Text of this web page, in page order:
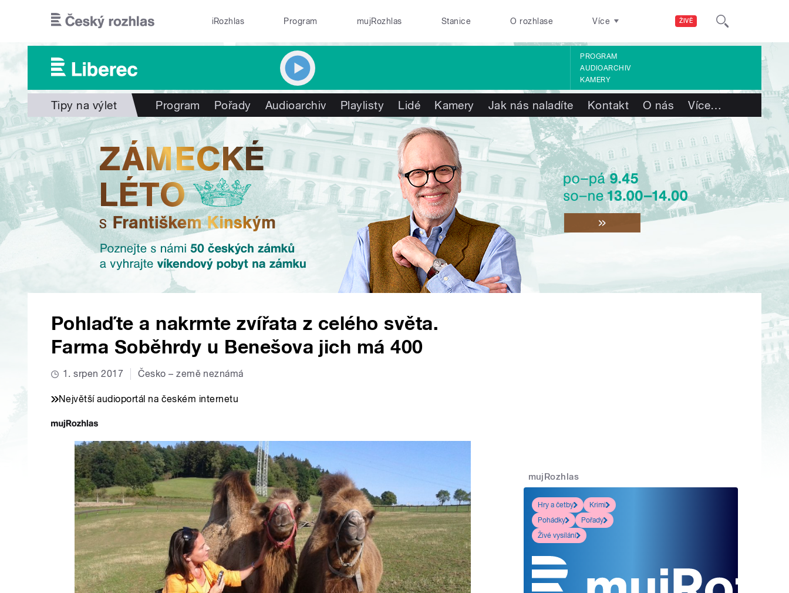
ŽIVĚ
iRozhlas Program mujRozhlas Stanice O rozhlase Více
PROGRAM
AUDIOARCHIV
KAMERY
Tipy na výlet Program Pořady Audioarchiv Playlisty Lidé Kamery Jak nás naladíte Kontakt O nás Více…
Pohlaďte a nakrmte zvířata z celého světa.
Farma Soběhrdy u Benešova jich má 400
1. srpen 2017 Česko – země neznámá
Největší audioportál na českém internetu
mujRozhlas
Hry a četby
Krimi
Pohádky
Pořady
Živé vysílání